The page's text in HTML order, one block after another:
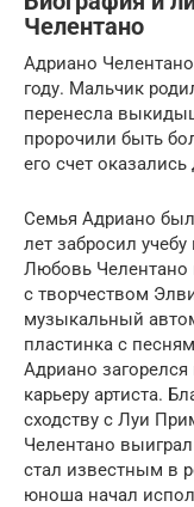
Челентано
Адриано
году. Мальчик
перенесла
пророчили быть
его счет
Семья Адриано
лет забросил
Любовь Челентано
с творчеством
музыкальный
пластинка с
Адриано
карьеру артиста.
сходству с Луи
Челентано
стал известным в
юноша начал